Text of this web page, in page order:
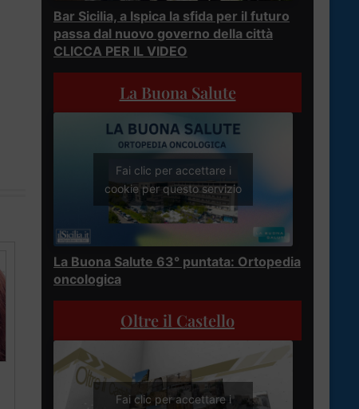
Bar Sicilia, a Ispica la sfida per il futuro
passa dal nuovo governo della città
CLICCA PER IL VIDEO
La Buona Salute
Fai clic per accettare i
cookie per questo servizio
La Buona Salute 63° puntata: Ortopedia
oncologica
Oltre il Castello
Fai clic per accettare i